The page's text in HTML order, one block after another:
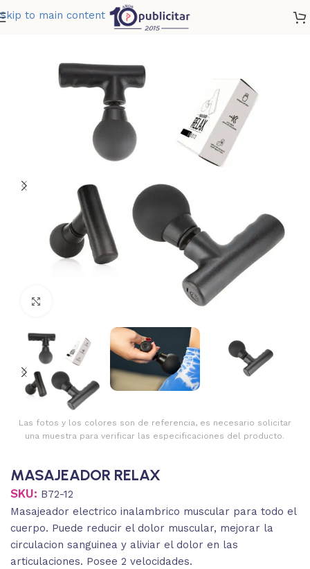
Skip to main content
MASAJEADOR RELAX
Las fotos y los colores son de referencia, es necesario solicitar
una muestra para verificar las especificaciones del producto.
MASAJEADOR RELAX
SKU: B72-12
Masajeador electrico inalambrico muscular para todo el
cuerpo. Puede reducir el dolor muscular, mejorar la
circulacion sanguinea y aliviar el dolor en las
articulaciones. Posee 2 velocidades.